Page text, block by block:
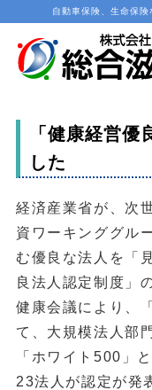
自動車保険、生命保
「健康経営優
した
経済産業省が、次
資ワーキンググル
む優良な法人を「
良法人認定制度」
健康会議により、「
て、大規模法人部
「ホワイト500」
23法人が認定が発